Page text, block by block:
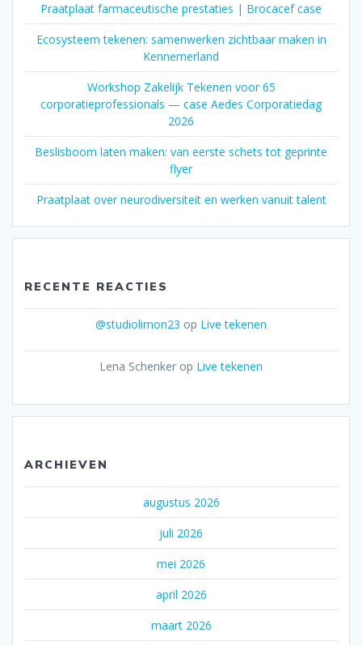
Praatplaat farmaceutische prestaties | Brocacef case
Ecosysteem tekenen: samenwerken zichtbaar maken in
Kennemerland
Workshop Zakelijk Tekenen voor 65
corporatieprofessionals — case Aedes Corporatiedag
2026
Beslisboom laten maken: van eerste schets tot geprinte
flyer
Praatplaat over neurodiversiteit en werken vanuit talent
RECENTE REACTIES
@studiolimon23 op Live tekenen
Lena Schenker op Live tekenen
ARCHIEVEN
augustus 2026
juli 2026
mei 2026
april 2026
maart 2026